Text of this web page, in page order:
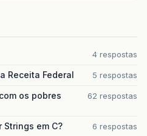
4 respostas
Receita Federal 5 respostas
os pobres
62 respostas
Strings em C? 6 respostas